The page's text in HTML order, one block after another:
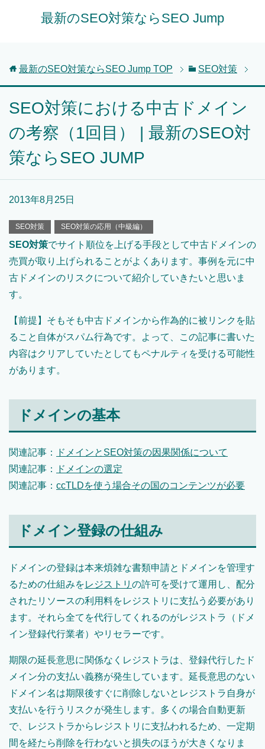
最新のSEO対策ならSEO Jump
最新のSEO対策ならSEO Jump TOP SEO対策
SEO対策における中古ドメイン
の考察（1回目） | 最新のSEO対
策ならSEO JUMP
2013年8月25日
SEO対策 SEO対策の応用（中級編）
SEO対策でサイト順位を上げる手段として中古ドメインの
売買が取り上げられることがよくあります。事例を元に中
古ドメインのリスクについて紹介していきたいと思いま
す。
【前提】そもそも中古ドメインから作為的に被リンクを貼
ること自体がスパム行為です。よって、この記事に書いた
内容はクリアしていたとしてもペナルティを受ける可能性
があります。
ドメインの基本
関連記事：
ドメインとSEO対策の因果関係について
関連記事：
ドメインの選定
関連記事： ccTLDを使う場合その国のコンテンツが必要
ドメイン登録の仕組み
ドメインの登録は本来煩雑な書類申請とドメインを管理す
るための仕組みをレジストリ の許可を受けて運用し、配分
されたリソースの利用料をレジストリに支払う必要があり
ます。それら全てを代行してくれるのがレジストラ（ドメ
イン登録代行業者）やリセラーです。
期限の延長意思に関係なくレジストラは、登録代行したド
メイン分の支払い義務が発生しています。延長意思のない
ドメイン名は期限後すぐに削除しないとレジストラ自身が
支払いを行うリスクが発生します。多くの場合自動更新
で、レジストラからレジストリに支払われるため、一定期
間を経たら削除を行わないと損失のほうが大きくなりま